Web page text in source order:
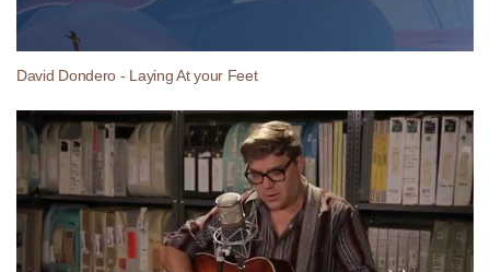
David Dondero - Laying At your Feet